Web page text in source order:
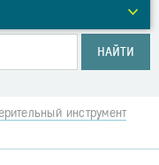
НАЙТИ
инструмент